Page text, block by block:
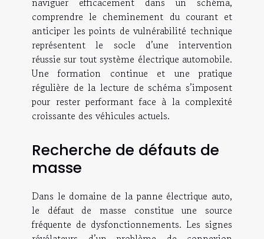
comprendre le cheminement du courant et
anticiper les points de vulnérabilité technique
représentent le socle d’une intervention
réussie sur tout système électrique automobile.
Une formation continue et une pratique
régulière de la lecture de schéma s’imposent
pour rester performant face à la complexité
croissante des véhicules actuels.
Recherche de défauts de
masse
Dans le domaine de la panne électrique auto,
le défaut de masse constitue une source
fréquente de dysfonctionnements. Les signes